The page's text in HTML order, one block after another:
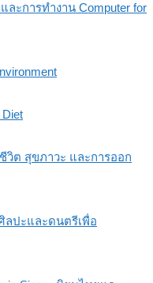
ละการทำงาน Computer for
ชีวิต สุขภาวะ และการออก
ศิลปะและดนตรีเพื่อ